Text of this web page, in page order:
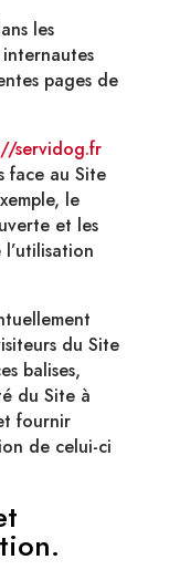
les
pages de
servidog.fr
face au Site
le
et les
du Site
balises,
du Site à
fournir
de celui-ci